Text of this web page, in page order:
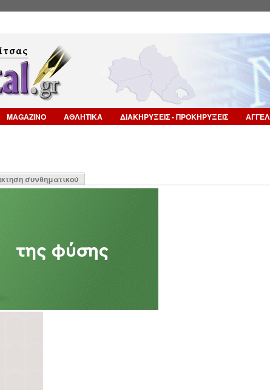
MAGAZINO ΑΘΛΗΤΙΚΑ ΔΙΑΚΗΡΥΞΕΙΣ - ΠΡΟΚΗΡΥΞΕΙΣ
συνθηματικού